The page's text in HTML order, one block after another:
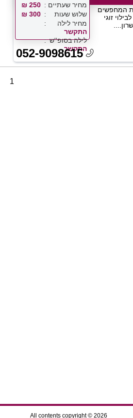
המחפשים
זוגי
מחיר שעתיים
250 ₪
שלוש שעות
300 ₪
מחיר לילה
התקשר
לילה בסופ''ש
התקשר
052-9098615
1
All contents copyright © 2026